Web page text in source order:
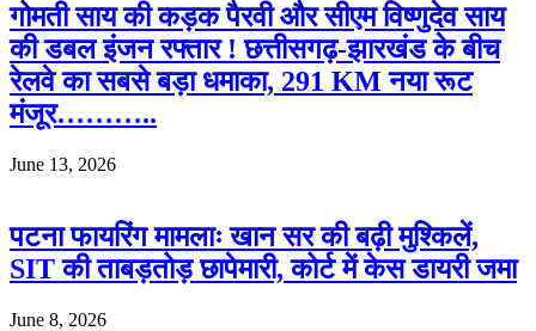
गोमती साय की कड़क पैरवी और सीएम विष्णुदेव साय
की डबल इंजन रफ्तार ! छत्तीसगढ़-झारखंड के बीच
रेलवे का सबसे बड़ा धमाका, 291 KM नया रूट
मंजूर………..
June 13, 2026
पटना फायरिंग मामलाः खान सर की बढ़ी मुश्किलें,
SIT की ताबड़तोड़ छापेमारी, कोर्ट में केस डायरी जमा
June 8, 2026